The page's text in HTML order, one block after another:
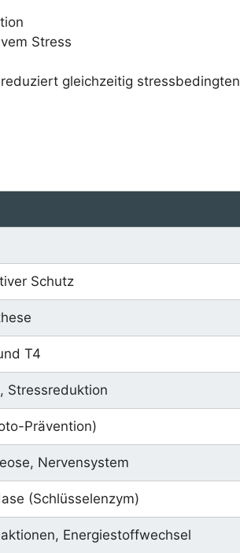
Stress
gleichzeitig stressbedingten
Schutz
T4
Stressreduktion
Prävention)
Nervensystem
(Schlüsselenzym)
Energiestoffwechsel